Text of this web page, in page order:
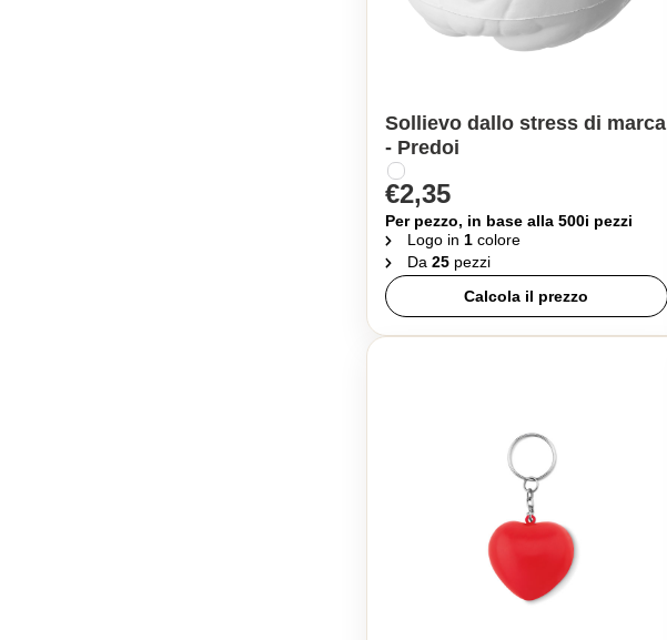
Sollievo dallo stress di marca
- Predoi
€2,35
Per pezzo, in base alla 500i pezzi
Logo in 1 colore
Da 25 pezzi
Calcola il prezzo